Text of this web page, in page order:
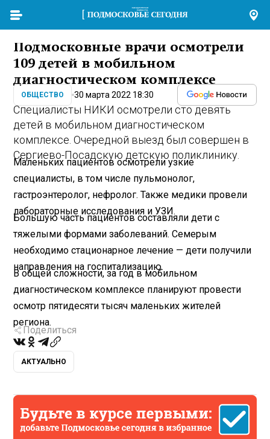
Подмосковные врачи осмотрели
109 детей в мобильном
диагностическом комплексе
ОБЩЕСТВО 30 марта 2022 18:30
Специалисты НИКИ осмотрели сто девять
детей в мобильном диагностическом
комплексе. Очередной выезд был совершен в
Сергиево-Посадскую детскую поликлинику.
Маленьких пациентов осмотрели узкие
специалисты, в том числе пульмонолог,
гастроэнтеролог, нефролог. Также медики провели
лабораторные исследования и УЗИ.
Большую часть пациентов составляли дети с
тяжелыми формами заболеваний. Семерым
необходимо стационарное лечение — дети получили
направления на госпитализацию.
В общей сложности, за год в мобильном
диагностическом комплексе планируют провести
осмотр пятидесяти тысяч маленьких жителей
региона.
Поделиться
АКТУАЛЬНО